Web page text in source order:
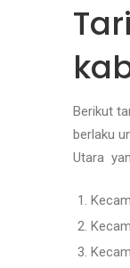
Berikut
berlaku
Utara